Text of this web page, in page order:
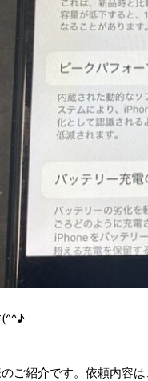
(^^♪
ご紹介です。依頼内容